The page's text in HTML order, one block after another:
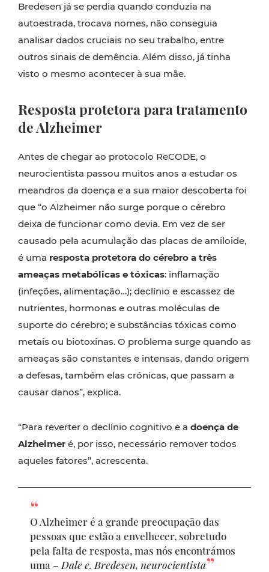
Bredesen já se perdia quando conduzia na
autoestrada, trocava nomes, não conseguia
analisar dados cruciais no seu trabalho, entre
outros sinais de demência. Além disso, já tinha
visto o mesmo acontecer à sua mãe.
Resposta protetora para tratamento
de Alzheimer
Antes de chegar ao protocolo ReCODE, o
neurocientista passou muitos anos a estudar os
meandros da doença e a sua maior descoberta foi
que “o Alzheimer não surge porque o cérebro
deixa de funcionar como devia. Em vez de ser
causado pela acumulação das placas de amiloide,
é uma resposta protetora do cérebro a três
ameaças metabólicas e tóxicas: inflamação
(infeções, alimentação…); declínio e escassez de
nutrientes, hormonas e outras moléculas de
suporte do cérebro; e substâncias tóxicas como
metais ou biotoxinas. O problema surge quando as
ameaças são constantes e intensas, dando origem
a defesas, também elas crónicas, que passam a
causar danos”, explica.
“Para reverter o declínio cognitivo e a doença de
Alzheimer é, por isso, necessário remover todos
aqueles fatores”, acrescenta.
O Alzheimer é a grande preocupação das
pessoas que estão a envelhecer, sobretudo
pela falta de resposta, mas nós encontrámos
uma – Dale e. Bredesen, neurocientista